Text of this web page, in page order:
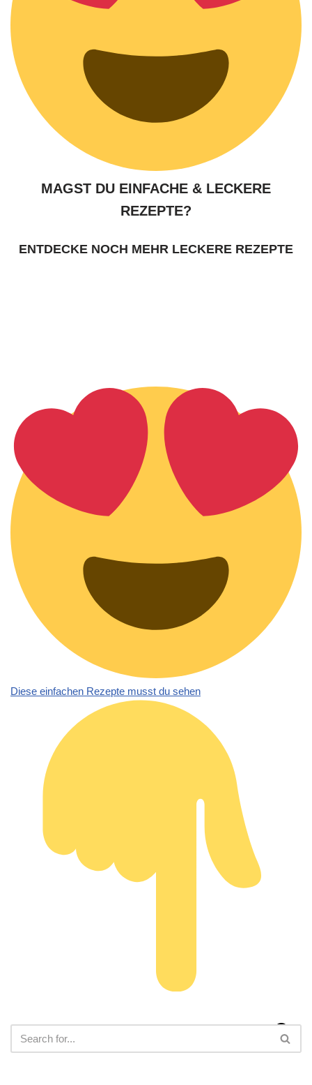
MAGST DU EINFACHE & LECKERE
REZEPTE?
ENTDECKE NOCH MEHR LECKERE REZEPTE
Diese einfachen Rezepte musst du sehen